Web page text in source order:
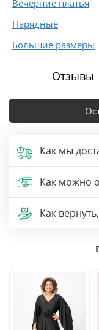
Вечерние платья
Нарядные
Большие размеры
Отзывы
Как мы
Как можно
Как